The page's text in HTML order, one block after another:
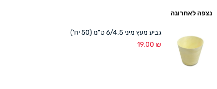
נצפה לאחרונה
גביע מעץ מיני 6/4.5 ס"מ (50 יח')
19.00 ₪